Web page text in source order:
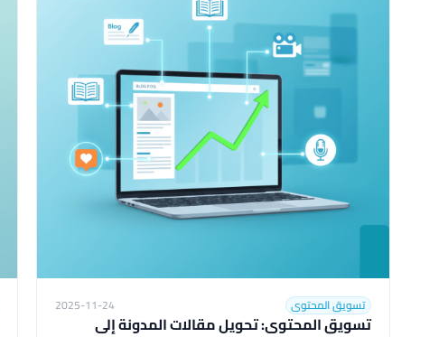
تسويق المحتوى 2025-11-24
تسويق المحتوى: تحويل مقالات المدونة إلى